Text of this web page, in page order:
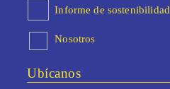
Informe de sostenibilidad
Nosotros
Ubícanos